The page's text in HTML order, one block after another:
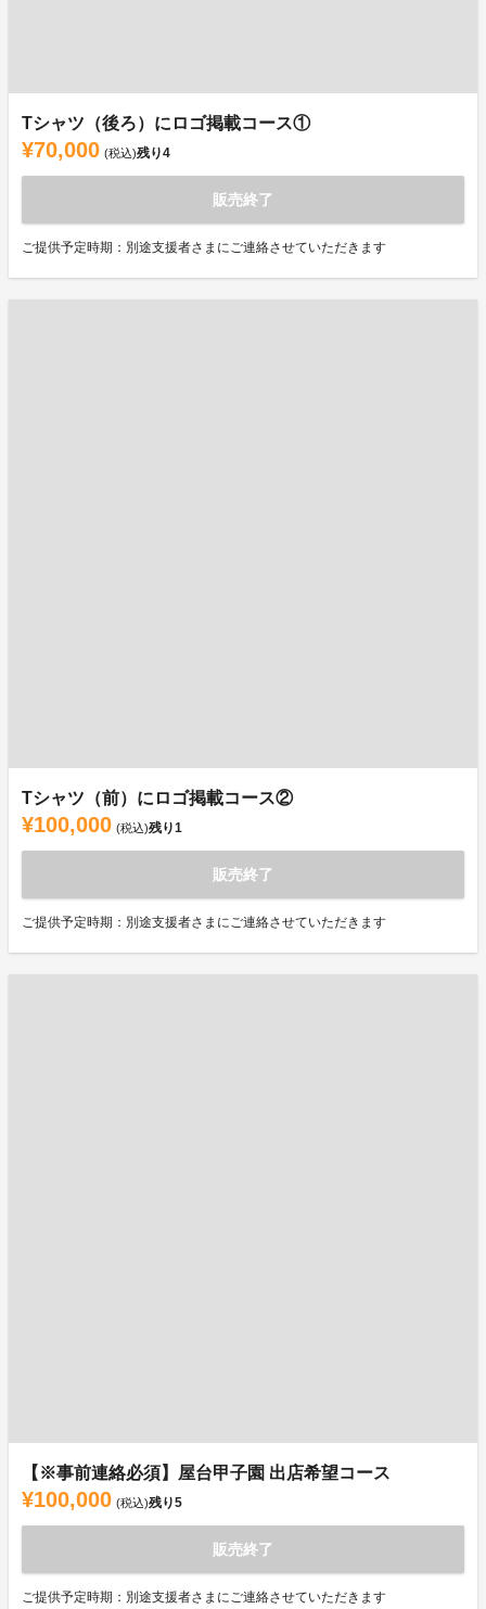
Tシャツ（後ろ）にロゴ掲載コース①
¥70,000 (税込)残り4
販売終了
ご提供予定時期：別途支援者さまにご連絡させていただきます
Tシャツ（前）にロゴ掲載コース②
¥100,000 (税込)残り1
販売終了
ご提供予定時期：別途支援者さまにご連絡させていただきます
【※事前連絡必須】屋台甲子園 出店希望コース
¥100,000 (税込)残り5
販売終了
ご提供予定時期：別途支援者さまにご連絡させていただきます